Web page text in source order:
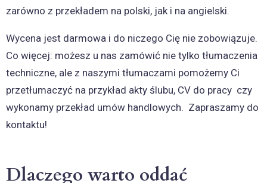
zarówno z przekładem na polski, jak i na angielski.
Wycena jest darmowa i do niczego Cię nie zobowiązuje.
Co więcej: możesz u nas zamówić nie tylko tłumaczenia
techniczne, ale z naszymi tłumaczami pomożemy Ci
przetłumaczyć na przykład akty ślubu, CV do pracy czy
wykonamy przekład umów handlowych. Zapraszamy do
kontaktu!
Dlaczego warto oddać